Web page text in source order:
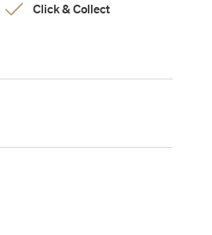
Click & Collect